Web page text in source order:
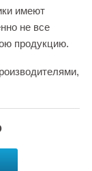
имеют
не все
продукцию.